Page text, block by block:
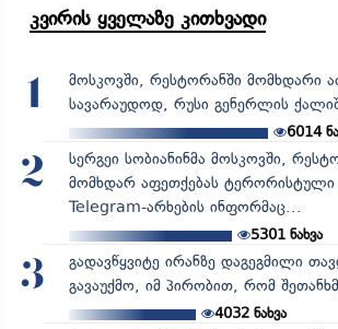
კვირის ყველაზე კითხვადი
1
მოსკოვში, რესტორანში მომხდარი
სავარაუდოდ, რუსი გენერლის
6014
2
სერგეი სობიანინმა მოსკოვში,
მომხდარ აფეთქებას ტერორისტული
Telegram-არხების ინფორმაც...
5301ნახვა
3
გადავწყვიტე ირანზე დაგეგმილი
გავაუქმო, იმ პირობით, რომ
4032ნახვა